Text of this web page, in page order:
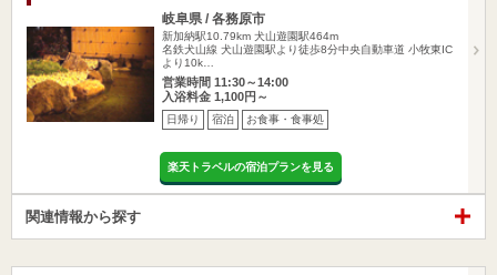
岐阜県 / 各務原市
新加納駅10.79km 犬山遊園駅464m
名鉄犬山線 犬山遊園駅より徒歩8分中央自動車道 小牧東IC
より10k…
営業時間 11:30～14:00
入浴料金 1,100円～
日帰り 宿泊 お食事・食事処
楽天トラベルの宿泊プランを見る
関連情報から探す